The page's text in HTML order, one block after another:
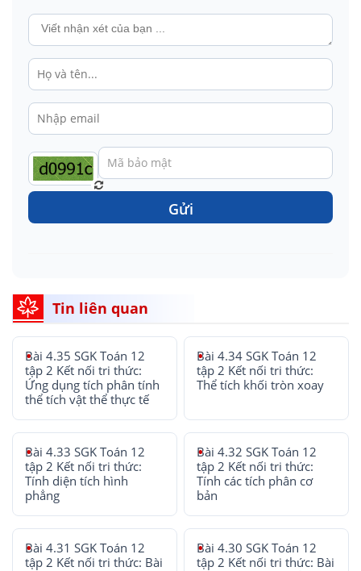
Gửi
Tin liên quan
Bài 4.35 SGK Toán 12
tập 2 Kết nối tri thức:
Ứng dụng tích phân tính
thể tích vật thể thực tế
Bài 4.34 SGK Toán 12
tập 2 Kết nối tri thức:
Thể tích khối tròn xoay
Bài 4.33 SGK Toán 12
tập 2 Kết nối tri thức:
Tính diện tích hình
phẳng
Bài 4.32 SGK Toán 12
tập 2 Kết nối tri thức:
Tính các tích phân cơ
bản
Bài 4.31 SGK Toán 12
tập 2 Kết nối tri thức: Bài
Bài 4.30 SGK Toán 12
tập 2 Kết nối tri thức: Bài